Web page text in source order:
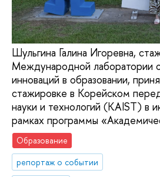
Шульгина Галина Игоревна,
Международной лаборатории
инноваций в образовании,
стажировке в Корейском
науки и технологий (KAIST) в
рамках программы
Образование
репортаж о событии